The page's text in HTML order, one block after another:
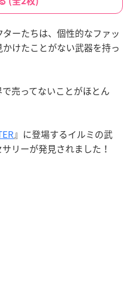
ーたちは、個性的なファッ
けたことがない武器を持っ
売ってないことがほとん
』に登場するイルミの武
リーが発見されました！